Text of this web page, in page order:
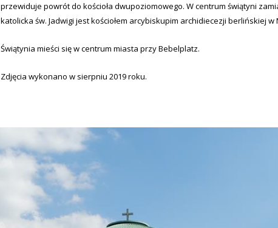
przewiduje powrót do kościoła dwupoziomowego. W centrum świątyni
katolicka św. Jadwigi jest kościołem arcybiskupim archidiecezji berlińskiej w
Świątynia mieści się w centrum miasta przy Bebelplatz.
Zdjęcia wykonano w sierpniu 2019 roku.